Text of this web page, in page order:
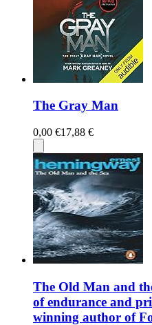
The Gray Man
0,00 €17,88 €
The Old Man and
of endurance and
winning author of